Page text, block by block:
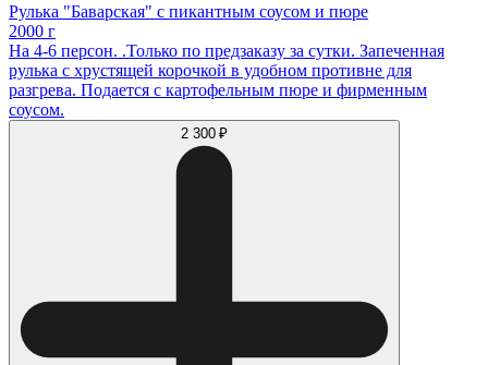
Рулька "Баварская" с пикантным соусом и пюре
2000 г
На 4-6 персон. .Только по предзаказу за сутки. Запеченная
рулька с хрустящей корочкой в удобном противне для
разгрева. Подается с картофельным пюре и фирменным
соусом.
2 300 ₽